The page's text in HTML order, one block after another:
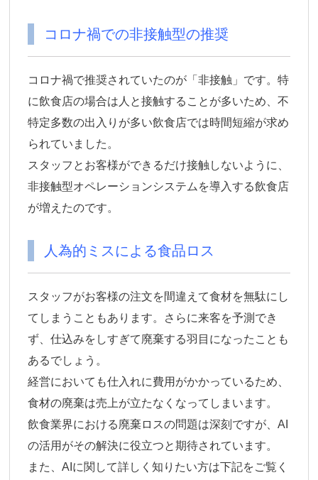
コロナ禍での非接触型の推奨
コロナ禍で推奨されていたのが「非接触」です。特
に飲食店の場合は人と接触することが多いため、不
特定多数の出入りが多い飲食店では時間短縮が求め
られていました。
スタッフとお客様ができるだけ接触しないように、
非接触型オペレーションシステムを導入する飲食店
が増えたのです。
人為的ミスによる食品ロス
スタッフがお客様の注文を間違えて食材を無駄にし
てしまうこともあります。さらに来客を予測でき
ず、仕込みをしすぎて廃棄する羽目になったことも
あるでしょう。
経営においても仕入れに費用がかかっているため、
食材の廃棄は売上が立たなくなってしまいます。
飲食業界における廃棄ロスの問題は深刻ですが、AI
の活用がその解決に役立つと期待されています。
また、AIに関して詳しく知りたい方は下記をご覧く